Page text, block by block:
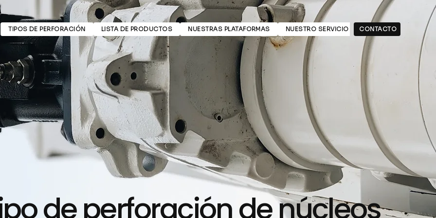
CILINDROS
TIPOS DE PERFORACIÓN LISTA DE PRODUCTOS NUESTRAS PLATAFORMAS NUESTRO SERVICIO ACERCA DE
CONTACTO
de perforación de núcleos